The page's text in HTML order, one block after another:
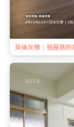
英倫灰橡｜租屋族